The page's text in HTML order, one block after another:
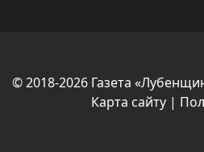
© 2018-2026 Газета
Карта сайту |